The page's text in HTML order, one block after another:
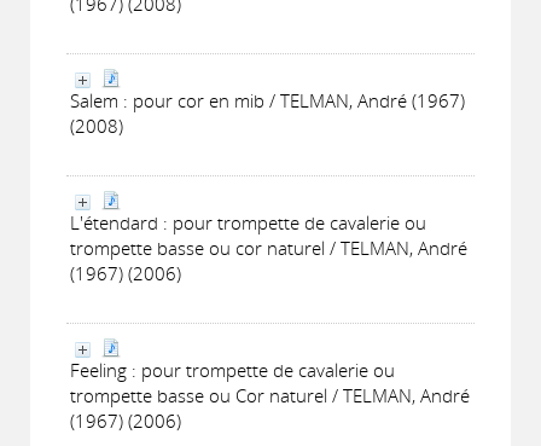
Salem : pour cor en mib / TELMAN, André (1967)
(2008)
L'étendard : pour trompette de cavalerie ou
trompette basse ou cor naturel / TELMAN, André
(1967) (2006)
Feeling : pour trompette de cavalerie ou
trompette basse ou Cor naturel / TELMAN, André
(1967) (2006)